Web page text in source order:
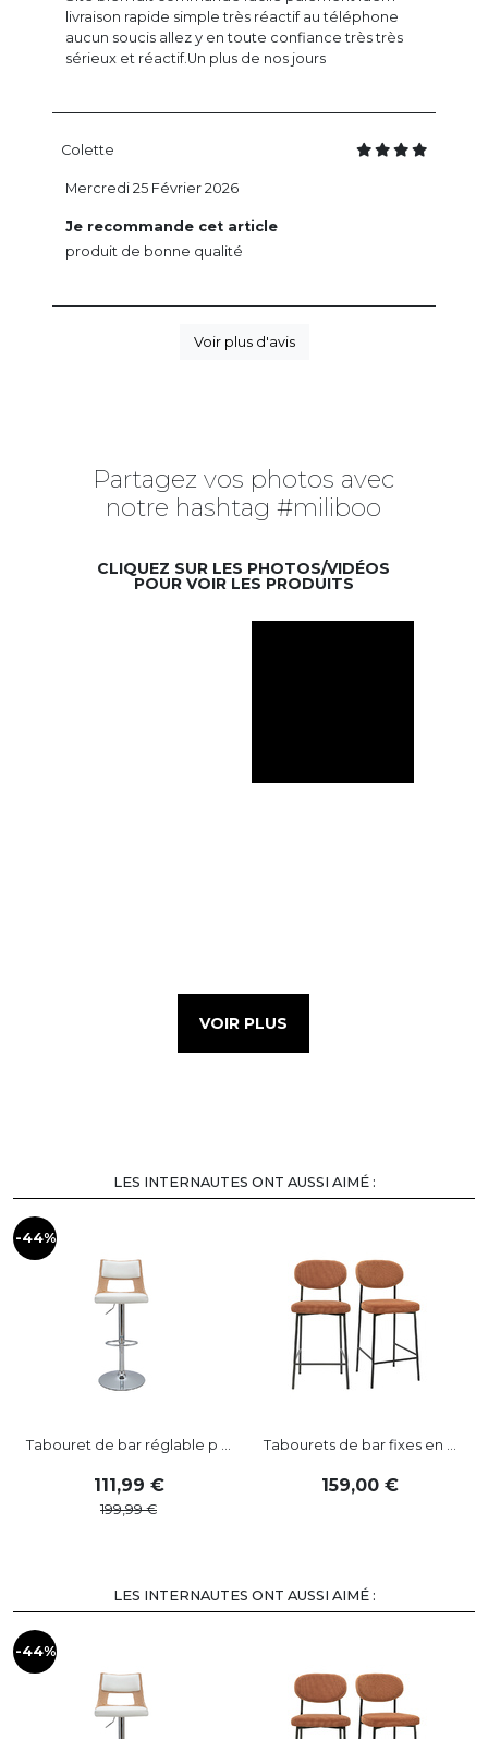
livraison rapide simple très réactif au téléphone
aucun soucis allez y en toute confiance très très
sérieux et réactif.Un plus de nos jours
Colette
Je recommande cet article
produit de bonne qualité
Mercredi 25 Février 2026
Voir plus d'avis
Partagez vos photos avec
notre hashtag #miliboo
CLIQUEZ SUR LES PHOTOS/VIDÉOS
POUR VOIR LES PRODUITS
VOIR PLUS
LES INTERNAUTES ONT AUSSI AIMÉ :
-44%
Tabouret de bar réglable p ...
111,99
199,99
Tabourets de bar fixes en ...
159,00
LES INTERNAUTES ONT AUSSI AIMÉ :
-44%